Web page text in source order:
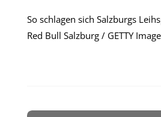
So schlagen sich Salzburgs
Red Bull Salzburg / GETTY